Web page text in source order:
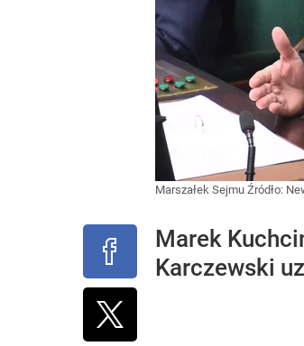
Marszałek Sejmu Źródło:
Marek
Karczewski